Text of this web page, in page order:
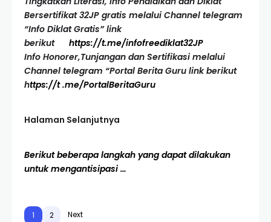
Bersertifikat 32JP gratis melalui Channel telegram
“Info Diklat Gratis” link
berikut https://t.me/infofreediklat32JP
Info Honorer,Tunjangan dan Sertifikasi melalui
Channel telegram “Portal Berita Guru link berikut
https://t .me/PortalBeritaGuru
Halaman Selanjutnya
Berikut beberapa langkah yang dapat dilakukan
untuk mengantisipasi …
1 2 Next